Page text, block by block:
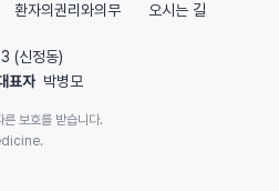
환자의권리와의무 오시는 길
(신정동)
표자 박병모
보호를 받습니다.